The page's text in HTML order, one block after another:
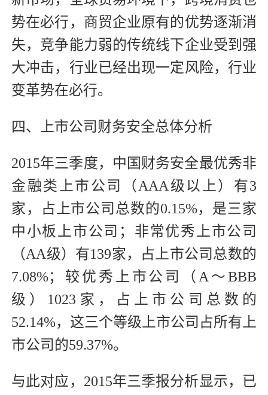
势在必行，商贸企业原有的优势逐渐消
失，竞争能力弱的传统线下企业受到强
大冲击，行业已经出现一定风险，行业
变革势在必行。
四、上市公司财务安全总体分析
2015年三季度，中国财务安全最优秀非
金融类上市公司（AAA级以上）有3
家，占上市公司总数的0.15%，是三家
中小板上市公司；非常优秀上市公司
（AA级）有139家，占上市公司总数的
7.08%；较优秀上市公司（A～BBB
级）1023家，占上市公司总数的
52.14%，这三个等级上市公司占所有上
市公司的59.37%。
与此对应，2015年三季报分析显示，已